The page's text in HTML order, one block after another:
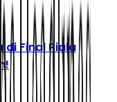
di Final Piala